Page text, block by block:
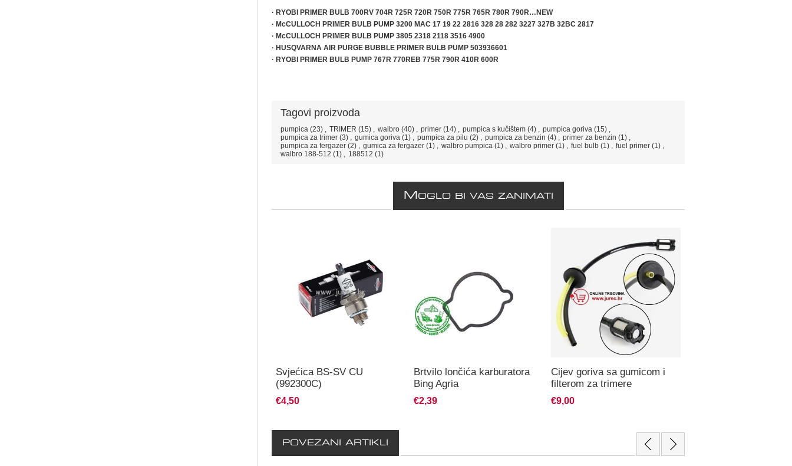
· RYOBI PRIMER BULB 700RV 704R 725R 720R 750R 775R 765R 780R 790R…NEW
· McCULLOCH PRIMER BULB PUMP 3200 MAC 17 19 22 2816 328 28 282 3227 327B 32BC 2817
· McCULLOCH PRIMER BULB PUMP 3805 2318 2118 3516 4900
· HUSQVARNA AIR PURGE BUBBLE PRIMER BULB PUMP 503936601
· RYOBI PRIMER BULB PUMP 767R 770REB 775R 790R 410R 600R
Tagovi proizvoda
pumpica (23) , TRIMER (15) , walbro (40) , primer (14) , pumpica s kučištem (4) , pumpica goriva (15) ,
pumpica za trimer (3) , gumica goriva (1) , pumpica za pilu (2) , pumpica za benzin (4) , primer za benzin (1) ,
pumpica za fergazer (2) , gumica za fergazer (1) , walbro pumpica (1) , walbro primer (1) , fuel bulb (1) , fuel primer (1) ,
walbro 188-512 (1) , 188512 (1)
M OGLO BI VAS ZANIMATI
Svjećica BS-SV CU
(992300C)
€4,50
Brtvilo lončića karburatora
Bing Agria
€2,39
Cijev goriva sa gumicom i
filterom za trimere
€9,00
POVEZANI ARTIKLI